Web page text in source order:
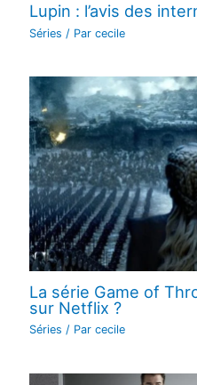
Lupin : l’avis des
Séries / Par cecile
La série Game of
sur Netflix ?
Séries / Par cecile